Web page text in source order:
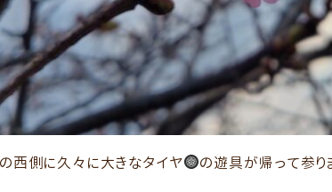
西側に久々に大きなタイヤ
の遊具が帰って参り